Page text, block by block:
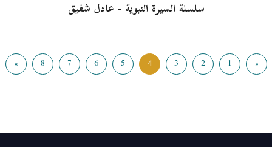
سلسلة السيرة النبوية - عادل شفيق
«
1
2
3
4
5
6
7
8
»